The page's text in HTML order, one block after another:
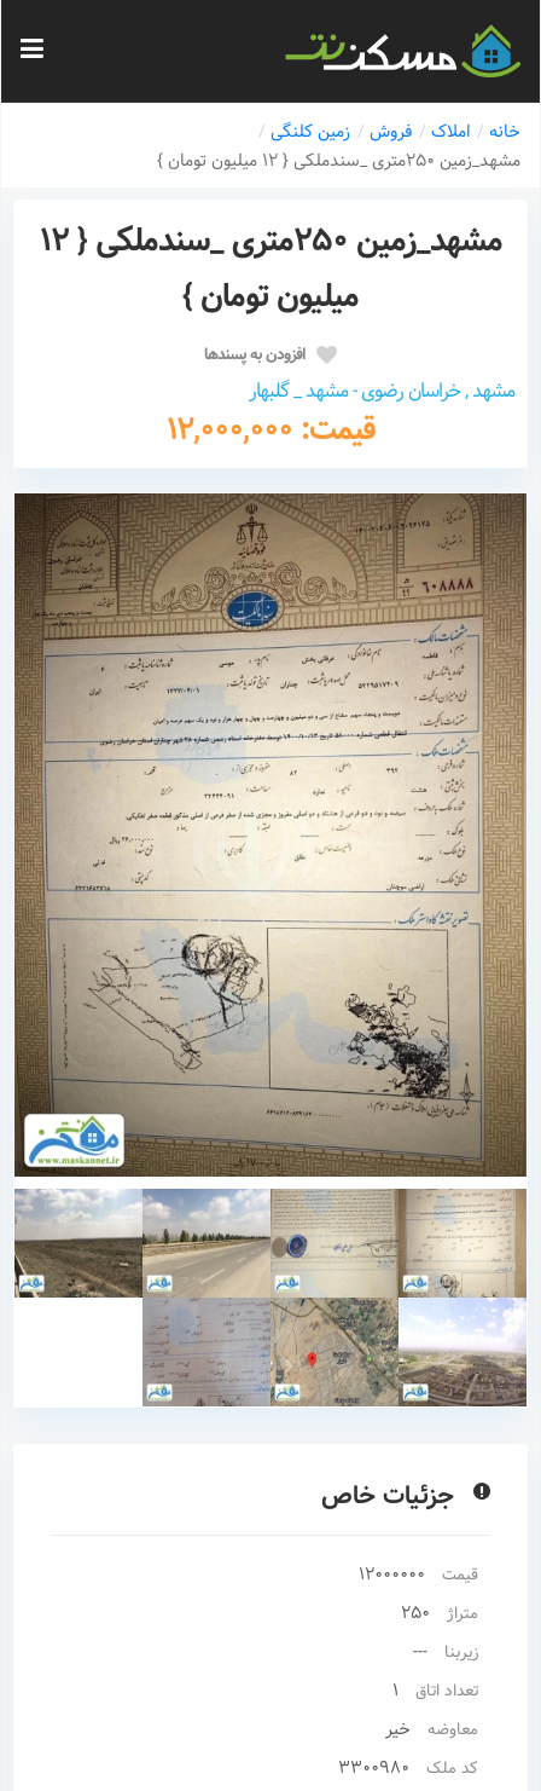
خانه املاک فروش
زمین کلنگی
مشهد_زمین ۲۵۰متری _سندملکی { ۱۲ میلیون تومان }
مشهد_زمین ۲۵۰متری _سندملکی { ۱۲
میلیون تومان }
افزودن به پسندها
مشهد , خراسان رضوی - مشهد _ گلبهار
قیمت: 12,000,000
جزئیات خاص
قیمت 12000000
متراژ 250
زیربنا ---
تعداد اتاق 1
معاوضه خیر
کد ملک 3300980